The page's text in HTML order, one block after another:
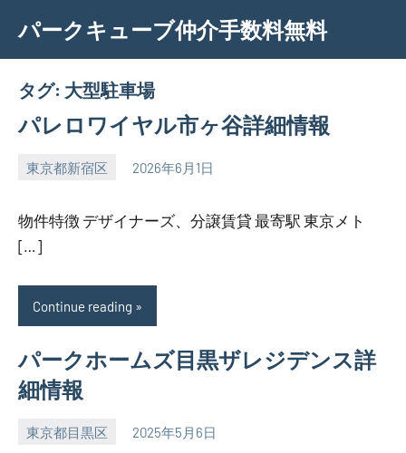
content
パークキューブ仲介手数料無料
タグ: 大型駐車場
パレロワイヤル市ヶ谷詳細情報
東京都新宿区 2026年6月1日
SEZIMO
物件特徴 デザイナーズ、分譲賃貸 最寄駅 東京メト
[…]
Continue reading
パークホームズ目黒ザレジデンス詳
細情報
東京都目黒区 2025年5月6日
SEZIMO